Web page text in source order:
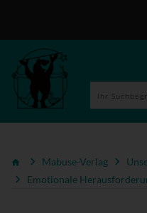
Mabuse-Verlag
Emotionale